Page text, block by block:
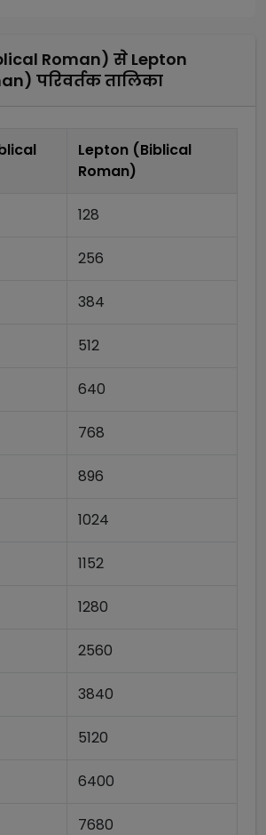
Roman) से Lepton
परिवर्तक तालिका
Lepton (Biblical
Roman)
128
256
384
512
640
768
896
1024
1152
1280
2560
3840
5120
6400
7680